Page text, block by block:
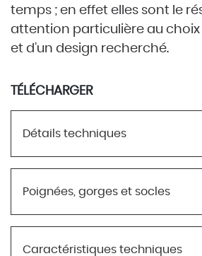
temps ; en effet elles sont le
attention particulière au
et d’un design recherché.
TÉLÉCHARGER
Détails techniques
Poignées, gorges et socles
Caractéristiques techniques